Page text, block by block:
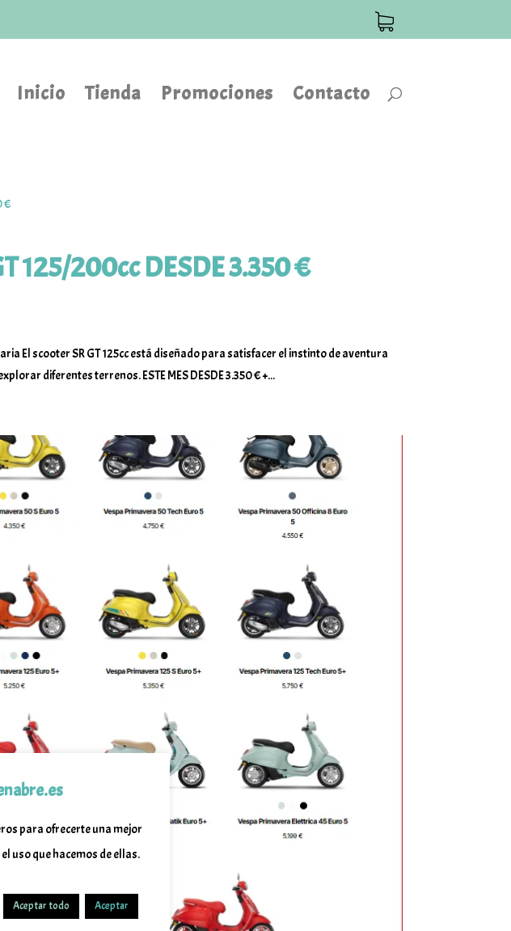
Inicio Tienda Promociones Contacto
125/200cc DESDE 3.350 €
El scooter SR GT 125cc está diseñado para satisfacer el instinto de aventura
diferentes terrenos. ESTE MES DESDE 3.350 € +...
para ofrecerte una mejor
uso que hacemos de ellas.
Aceptar todo Aceptar